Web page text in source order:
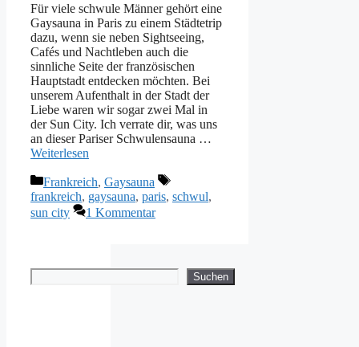
Für viele schwule Männer gehört eine
Gaysauna in Paris zu einem Städtetrip
dazu, wenn sie neben Sightseeing,
Cafés und Nachtleben auch die
sinnliche Seite der französischen
Hauptstadt entdecken möchten. Bei
unserem Aufenthalt in der Stadt der
Liebe waren wir sogar zwei Mal in
der Sun City. Ich verrate dir, was uns
an dieser Pariser Schwulensauna …
Weiterlesen
Kategorien
Frankreich, Gaysauna
Schlagwörter
frankreich, gaysauna, paris, schwul,
sun city
1 Kommentar
Suchen Suchen